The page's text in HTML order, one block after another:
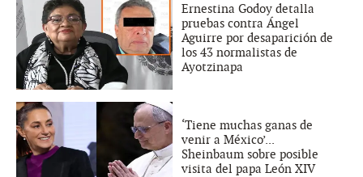
Ernestina Godoy detalla
pruebas contra Ángel
Aguirre por desaparición de
los 43 normalistas de
Ayotzinapa
‘Tiene muchas ganas de
venir a México’...
Sheinbaum sobre posible
visita del papa León XIV